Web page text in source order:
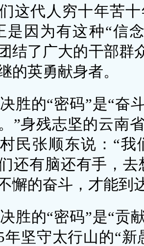
这代人穷十年苦
是因为有这种“信
结了广大的干部群
的英勇献身者。
胜的“密码”是“奋
”身残志坚的云南
民张顺东说：“
还有脑还有手，
懈的奋斗，才能到
胜的“密码”是“贡
年坚守太行山的“